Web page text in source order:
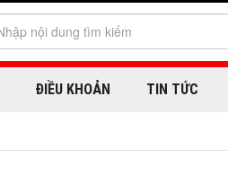
ĐIỀU KHOẢN TIN TỨC